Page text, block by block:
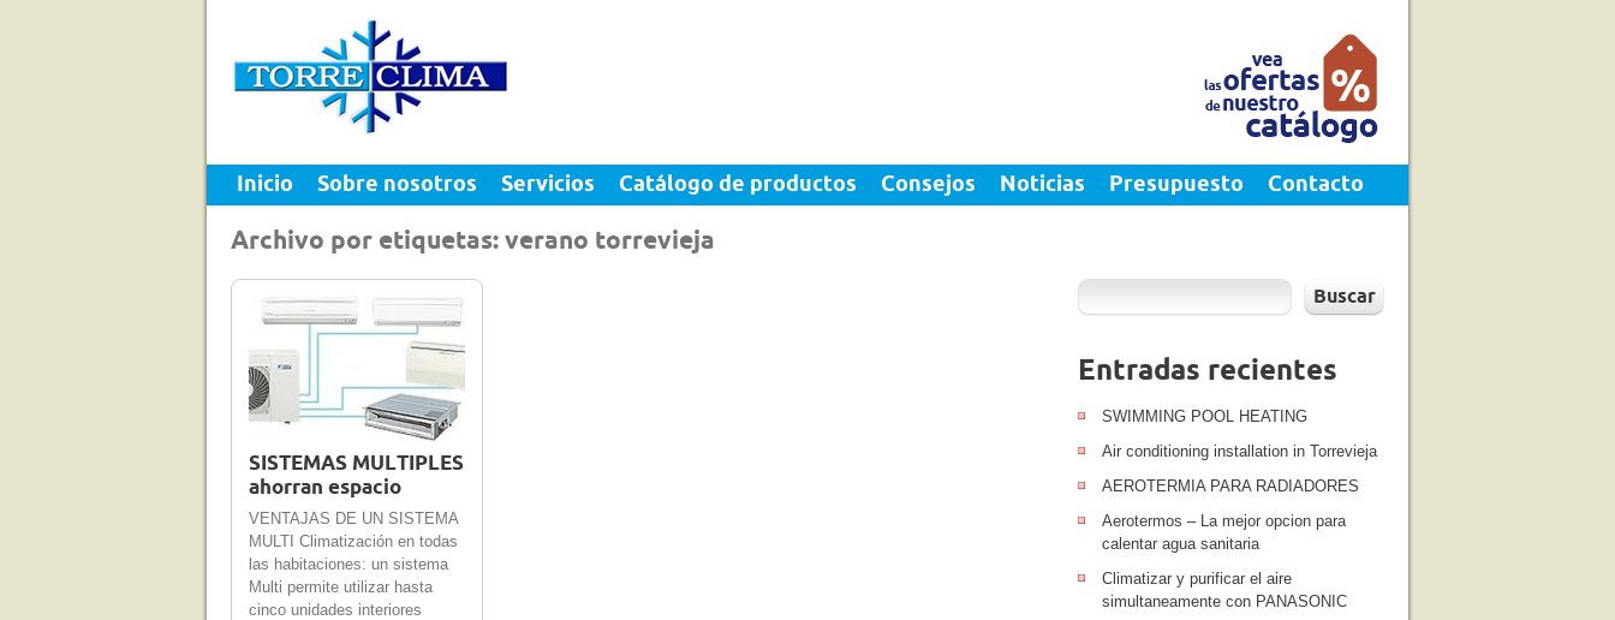
Inicio Sobre nosotros Servicios Catálogo de productos Consejos Noticias Presupuesto Contacto
Archivo por etiquetas: verano torrevieja
16 Mar 2012 0
SISTEMAS MULTIPLES
ahorran espacio
VENTAJAS DE UN SISTEMA
MULTI Climatización en todas
las habitaciones: un sistema
Multi permite utilizar hasta
cinco unidades interiores
Buscar
Entradas recientes
SWIMMING POOL HEATING
Air conditioning installation in Torrevieja
AEROTERMIA PARA RADIADORES
Aerotermos – La mejor opcion para
calentar agua sanitaria
Climatizar y purificar el aire
simultaneamente con PANASONIC